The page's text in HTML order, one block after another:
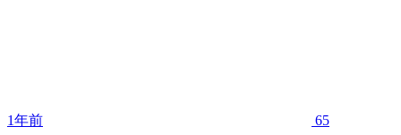
1年前 65